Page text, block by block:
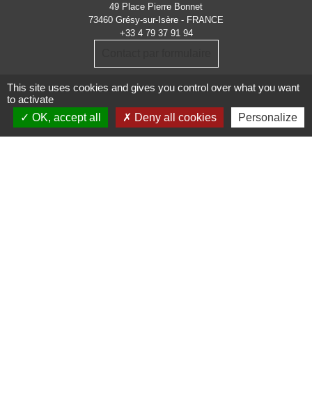
49 Place Pierre Bonnet
73460 Grésy-sur-Isère - FRANCE
+33 4 79 37 91 94
This site uses cookies and gives you control over what you want
to activate
OK, accept all
Deny all cookies Personalize